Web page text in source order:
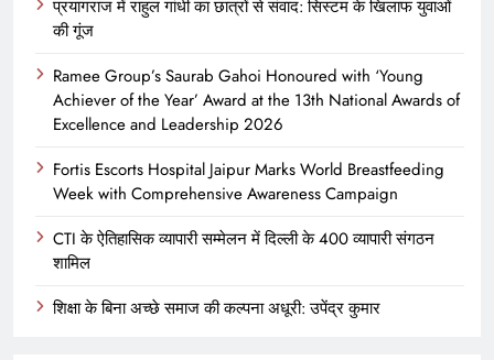
प्रयागराज में राहुल गांधी का छात्रों से संवाद: सिस्टम के खिलाफ युवाओं
की गूंज
Ramee Group’s Saurab Gahoi Honoured with ‘Young
Achiever of the Year’ Award at the 13th National Awards of
Excellence and Leadership 2026
Fortis Escorts Hospital Jaipur Marks World Breastfeeding
Week with Comprehensive Awareness Campaign
CTI के ऐतिहासिक व्यापारी सम्मेलन में दिल्ली के 400 व्यापारी संगठन
शामिल
शिक्षा के बिना अच्छे समाज की कल्पना अधूरी: उपेंद्र कुमार